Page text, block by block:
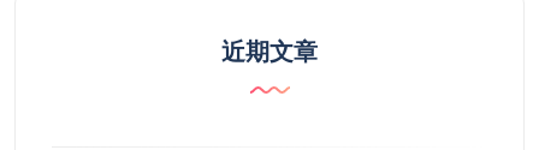
近期文章